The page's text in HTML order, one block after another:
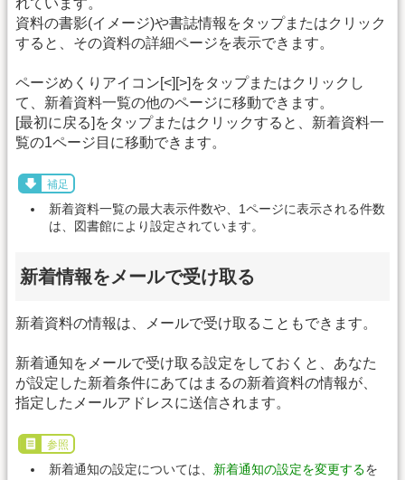
れています。
資料の書影(イメージ)や書誌情報をタップまたはクリック
すると、その資料の詳細ページを表示できます。
ページめくりアイコン[<][>]をタップまたはクリックし
て、新着資料一覧の他のページに移動できます。
[最初に戻る]をタップまたはクリックすると、新着資料一
覧の1ページ目に移動できます。
補足
新着資料一覧の最大表示件数や、1ページに表示される件数
は、図書館により設定されています。
新着情報をメールで受け取る
新着資料の情報は、メールで受け取ることもできます。
新着通知をメールで受け取る設定をしておくと、あなた
が設定した新着条件にあてはまるの新着資料の情報が、
指定したメールアドレスに送信されます。
参照
新着通知の設定については、 新着通知の設定を変更するを